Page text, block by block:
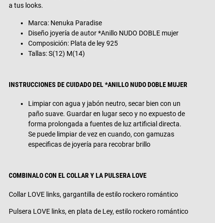
a tus looks.
Marca: Nenuka Paradise
Diseño joyería de autor *Anillo NUDO DOBLE mujer
Composición: Plata de ley 925
Tallas: S(12) M(14)
INSTRUCCIONES DE CUIDADO DEL *ANILLO NUDO DOBLE MUJER
Limpiar con agua y jabón neutro, secar bien con un
paño suave. Guardar en lugar seco y no expuesto de
forma prolongada a fuentes de luz artificial directa.
Se puede limpiar de vez en cuando, con gamuzas
especificas de joyería para recobrar brillo
COMBINALO CON EL COLLAR Y LA PULSERA LOVE
Collar LOVE links, gargantilla de estilo rockero romántico
Pulsera LOVE links, en plata de Ley, estilo rockero romántico